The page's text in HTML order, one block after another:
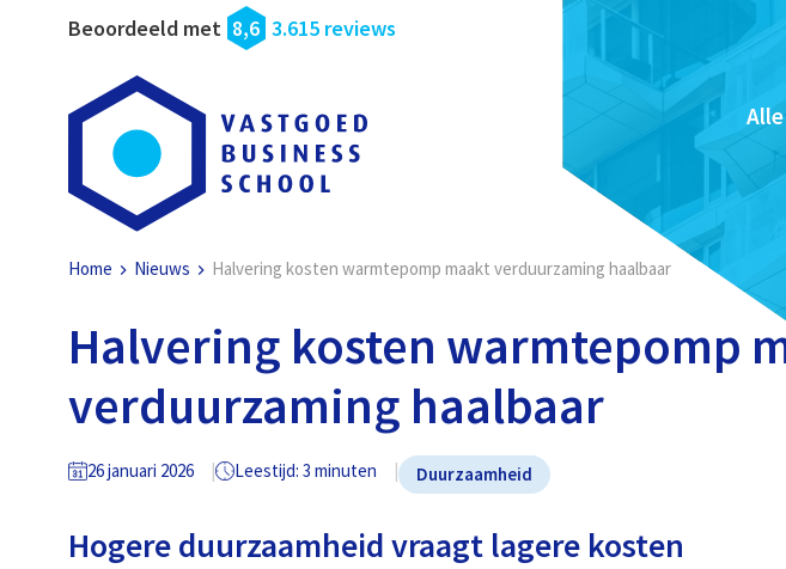
Beoordeeld met 8,6 3.615 reviews
Home Nieuws Halvering kosten warmtepomp maakt verduurzaming haalbaar
Halvering kosten warmtepomp
verduurzaming haalbaar
26 januari 2026 Leestijd: 3 minuten Duurzaamheid
Hogere duurzaamheid vraagt lagere kosten